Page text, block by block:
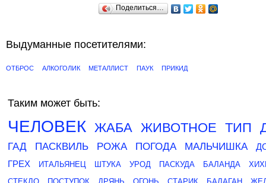
Поделиться…
Выдуманные посетителями:
ОТБРОС АЛКОГОЛИК МЕТАЛЛИСТ ПАУК ПРИКИД
Таким может быть:
ЧЕЛОВЕК ЖАБА ЖИВОТНОЕ ТИП
ГАД ПАСКВИЛЬ РОЖА ПОГОДА МАЛЬЧИШКА
ГРЕХ
ИТАЛЬЯНЕЦ ШТУКА УРОД ПАСКУДА БАЛАНДА